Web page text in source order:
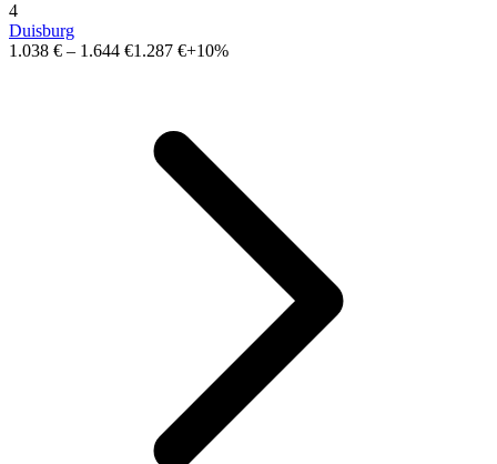
4
Duisburg
1.038 € – 1.644 €1.287 €+10%